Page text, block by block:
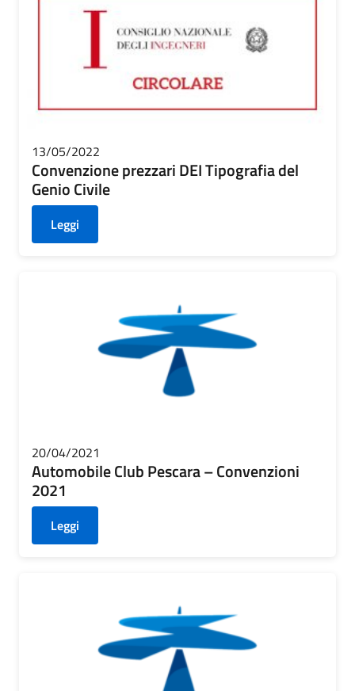
13/05/2022
Convenzione prezzari DEI Tipografia del
Genio Civile
Leggi
20/04/2021
Automobile Club Pescara – Convenzioni
2021
Leggi